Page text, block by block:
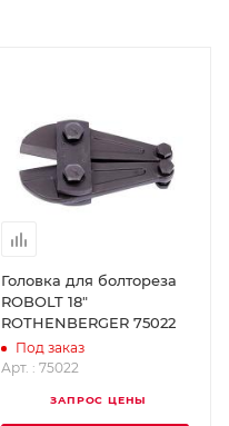
Головка для болтореза
ROBOLT 18"
ROTHENBERGER 75022
Под заказ
Арт. : 75022
ЗАПРОС ЦЕНЫ